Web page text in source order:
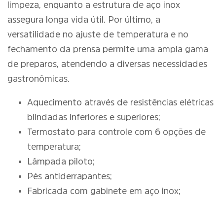
limpeza, enquanto a estrutura de aço inox
assegura longa vida útil. Por último, a
versatilidade no ajuste de temperatura e no
fechamento da prensa permite uma ampla gama
de preparos, atendendo a diversas necessidades
gastronômicas.
Aquecimento através de resistências elétricas
blindadas inferiores e superiores;
Termostato para controle com 6 opções de
temperatura;
Lâmpada piloto;
Pés antiderrapantes;
Fabricada com gabinete em aço inox;